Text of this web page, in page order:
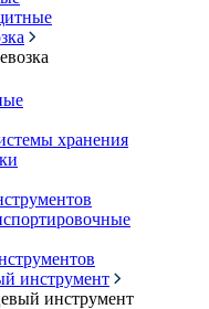
хранения
инструмент
инструмент